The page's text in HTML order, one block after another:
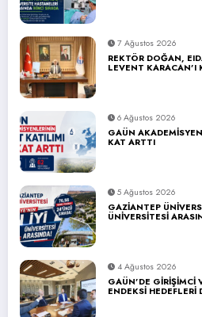
7 Ağustos 2026
REKTÖR DOĞAN,
LEVENT KARACAN’I
6 Ağustos 2026
GAÜN
KAT ARTTI
5 Ağustos 2026
GAZİANTEP
ÜNİVERSİTESİ
4 Ağustos 2026
GAÜN’DE GİRİŞİMCİ
ENDEKSİ HEDEFLERİ